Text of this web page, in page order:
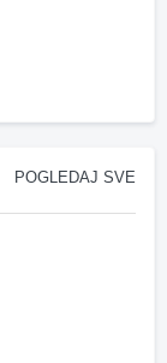
POGLEDAJ SVE